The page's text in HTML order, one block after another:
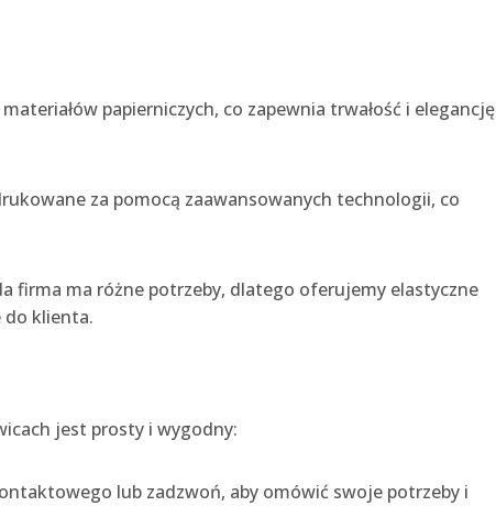
papierniczych, co zapewnia trwałość i elegancję
za pomocą zaawansowanych technologii, co
firma ma różne potrzeby, dlatego oferujemy elastyczne
do klienta.
jest prosty i wygodny:
lub zadzwoń, aby omówić swoje potrzeby i